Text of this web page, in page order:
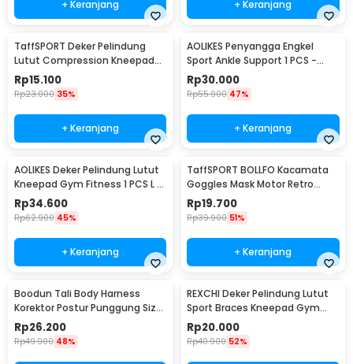
+ Keranjang + Keranjang
TaffSPORT Deker Pelindung
Lutut Compression Kneepad
Gym Fitness 1 PCS XL - SS7
Rp15.100
Rp23.000 35%
+ Keranjang
AOLIKES Penyangga Engkel
Sport Ankle Support 1 PCS -
4546
Rp30.000
Rp55.900 47%
+ Keranjang
AOLIKES Deker Pelindung Lutut
Kneepad Gym Fitness 1 PCS L -
A-7720
Rp34.600
Rp62.900 45%
+ Keranjang
TaffSPORT BOLLFO Kacamata
Goggles Mask Motor Retro
Windproof - MT-04
Rp19.700
Rp39.900 51%
+ Keranjang
Boodun Tali Body Harness
Korektor Postur Punggung Size
M - BBJ-15
Rp26.200
Rp49.900 48%
REXCHI Deker Pelindung Lutut
Sport Braces Kneepad Gym
Fitness 1 PCS L - HX002
Rp20.000
Rp40.900 52%